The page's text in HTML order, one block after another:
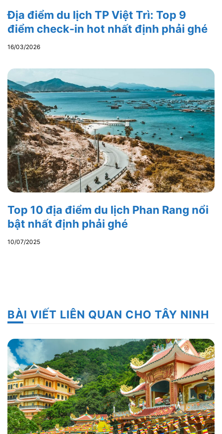
Địa điểm du lịch TP Việt Trì: Top 9
điểm check-in hot nhất định phải ghé
16/03/2026
Top 10 địa điểm du lịch Phan Rang nổi
bật nhất định phải ghé
10/07/2025
BÀI VIẾT LIÊN QUAN CHO TÂY NINH